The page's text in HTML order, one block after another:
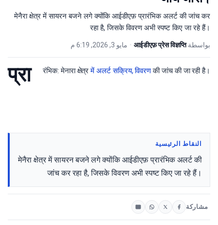
मेनैरा क्षेत्र में सायरन बजने लगे क्योंकि आईडीएफ़ प्रारंभिक अलर्ट की जांच कर
रहा है, जिसके विवरण अभी स्पष्ट किए जा रहे हैं।
بواسطةआईडीएफ़ प्रेस विज्ञप्ति
• مايو 3, 2026, 6:19 م
प्रा रंभिक: मेनारा क्षेत्रमें अलर्ट सक्रिय, विवरणकी जांच की जा रही है।
النقاط الرئيسية
मेनैरा क्षेत्र में सायरन बजने लगे क्योंकि आईडीएफ़ प्रारंभिक अलर्ट की
जांच कर रहा है, जिसके विवरण अभी स्पष्ट किए जा रहे हैं।
مشاركة